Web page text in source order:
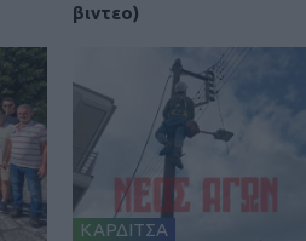
βιντεο)
ΚΑΡΔΙΤΣΑ